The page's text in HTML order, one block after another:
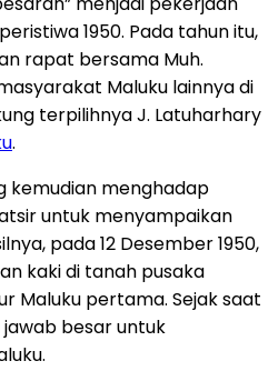
1950. Pada tahun itu,
rapat bersama Muh.
Maluku lainnya di
terpilihnya J. Latuharhary
.
kemudian menghadap
untuk menyampaikan
pada 12 Desember 1950,
kaki di tanah pusaka
Maluku pertama. Sejak saat
besar untuk